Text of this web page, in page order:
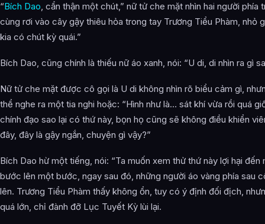
“Bích Dao, cẩn thận một chút,” nữ tử che mặt nhìn hai người phía
cùng rơi vào cây gậy thiêu hỏa trong tay Trương Tiểu Phàm, nhỏ
kia có chút kỳ quái.”
Bích Dao, cũng chính là thiếu nữ áo xanh, nói: “U di, di nhìn ra gì
Nữ tử che mặt được cô gọi là U di không nhìn rõ biểu cảm gì,
thể nghe ra một tia nghi hoặc: “Hình như là… sát khí vừa rồi quá
chính đạo sao lại có thứ này, bọn họ cũng sẽ không điều khiển
đây, đây là gậy ngắn, chuyện gì vậy?”
Bích Dao hừ một tiếng, nói: “Ta muốn xem thử thứ này lợi hại đến
bước lên một bước, ngay sau đó, những người áo vàng phía sau
lên. Trương Tiểu Phàm thấy không ổn, tuy có ý định đối địch,
quá lớn, chỉ đành đỡ Lục Tuyết Kỳ lùi lại.